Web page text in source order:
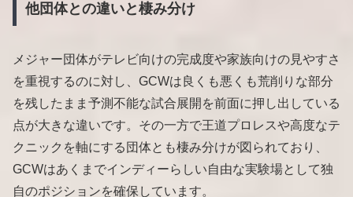
他団体との違いと棲み分け
メジャー団体がテレビ向けの完成度や家族向けの見やすさ
を重視するのに対し、GCWは良くも悪くも荒削りな部分
を残したまま予測不能な試合展開を前面に押し出している
点が大きな違いです。その一方で王道プロレスや高度なテ
クニックを軸にする団体とも棲み分けが図られており、
GCWはあくまでインディーらしい自由な実験場として独
自のポジションを確保しています。